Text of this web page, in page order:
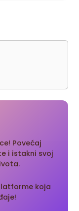
Povećaj
i istakni svoj
koja